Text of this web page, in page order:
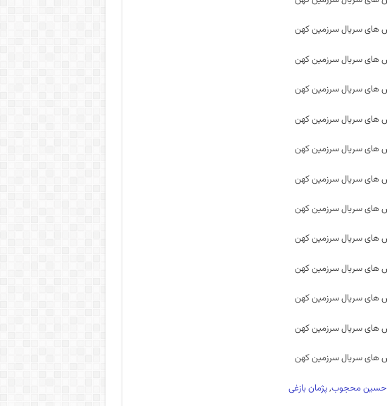
حسین محجوب,‌پژمان بازغی